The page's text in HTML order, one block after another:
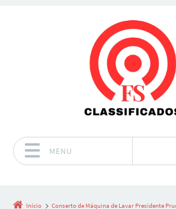
MENU
Início Conserto de Máquina de Lavar Presidente